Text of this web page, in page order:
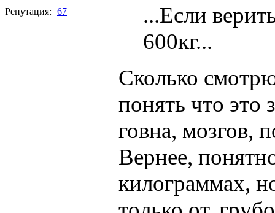
Репутация: 67
...Если
600кг...
Сколько
понять что это
говна, мозгов,
Вернее,
килограммах,